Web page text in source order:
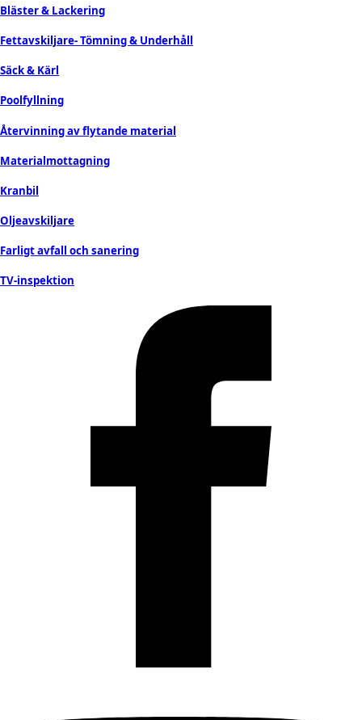
Bläster & Lackering
Fettavskiljare- Tömning & Underhåll
Säck & Kärl
Poolfyllning
Återvinning av flytande material
Materialmottagning
Kranbil
Oljeavskiljare
Farligt avfall och sanering
TV-inspektion